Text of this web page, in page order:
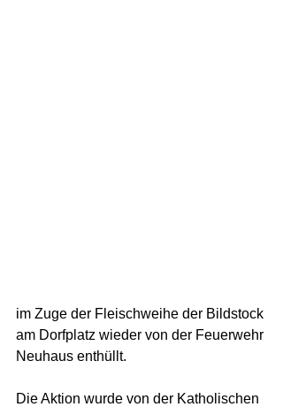
im Zuge der Fleischweihe der Bildstock
am Dorfplatz wieder von der Feuerwehr
Neuhaus enthüllt.
Die Aktion wurde von der Katholischen